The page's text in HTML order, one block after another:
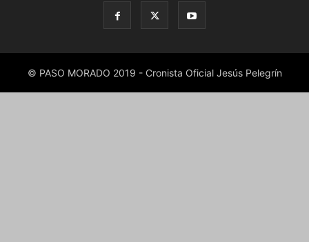
© PASO MORADO 2019 - Cronista Oficial Jesús Pelegrín